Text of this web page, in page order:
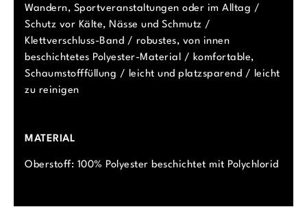
Wandern, Sportveranstaltungen oder im Alltag /
Schutz vor Kälte, Nässe und Schmutz /
Klettverschluss-Band / robustes, von innen
beschichtetes Polyester-Material / komfortable,
Schaumstofffüllung / leicht und platzsparend / leicht
zu reinigen
MATERIAL
Oberstoff: 100% Polyester beschichtet mit Polychlorid